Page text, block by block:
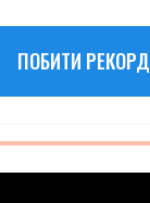
ПОБИТИ РЕКОРД